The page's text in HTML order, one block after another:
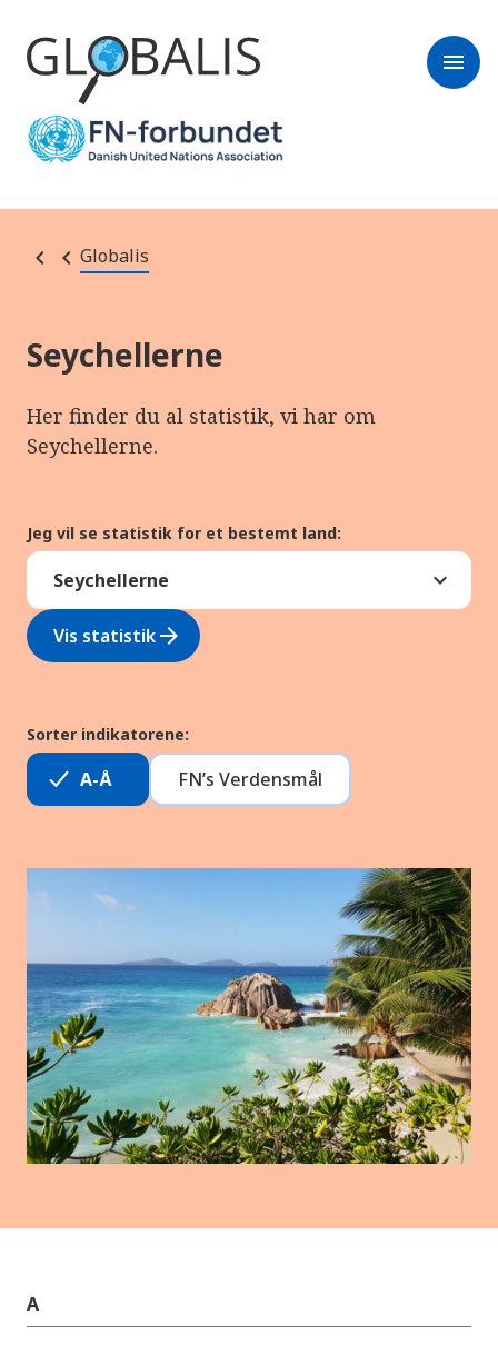
menu
Globalis
Seychellerne
Her finder du al statistik, vi har om
Seychellerne.
Jeg vil se statistik for et bestemt land:
Vis statistikarrow_forward
Sorter indikatorene:
A-Å FN’s Verdensmål
A